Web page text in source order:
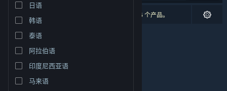
更改语言
获取 Steam 手机应用
查看桌面版网站
日语
韩语
泰语
阿拉伯语
印度尼西亚语
马来语
0 个匹配的搜索结果。 根据您的偏好，已排除了 6 个产品。